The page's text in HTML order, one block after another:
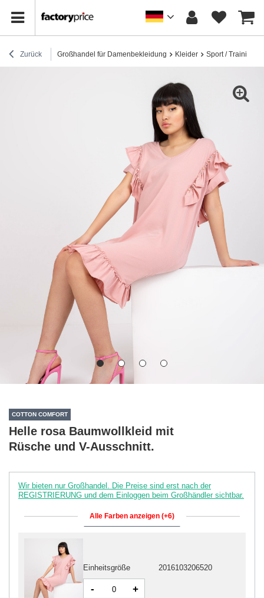
Zurück Großhandel für Damenbekleidung Kleider Sport /
COTTON COMFORT
Helle rosa Baumwollkleid mit
Rüsche und V-Ausschnitt.
Wir bieten nur Großhandel. Die Preise sind erst nach der
REGISTRIERUNG und dem Einloggen beim Großhändler sichtbar.
Alle Farben anzeigen (+6)
Einheitsgröße 2016103206520
- +